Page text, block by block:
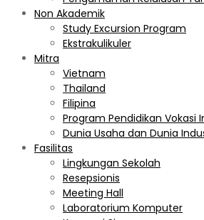
Non Akademik
Study Excursion Program
Ekstrakulikuler
Mitra
Vietnam
Thailand
Filipina
Program Pendidikan Vokasi
Dunia Usaha dan Dunia
Fasilitas
Lingkungan Sekolah
Resepsionis
Meeting Hall
Laboratorium Komputer